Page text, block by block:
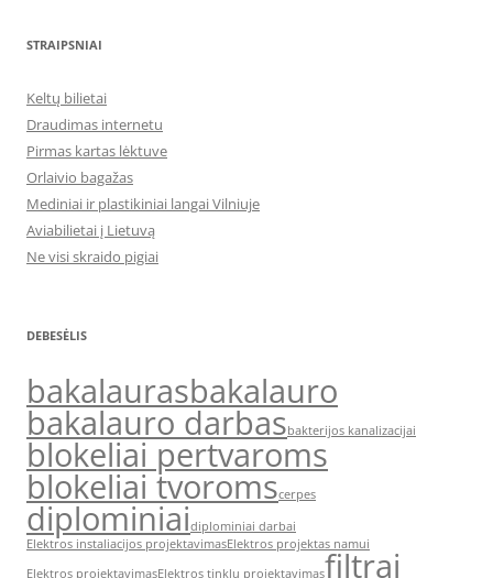
STRAIPSNIAI
Keltų bilietai
Draudimas internetu
Pirmas kartas lėktuve
Orlaivio bagažas
Mediniai ir plastikiniai langai Vilniuje
Aviabilietai į Lietuvą
Ne visi skraido pigiai
DEBESĖLIS
bakalaurasbakalauro
bakalauro darbasbakterijos kanalizacijai
blokeliai pertvaroms
blokeliai tvoromscerpes
diplominiaidiplominiai darbai
Elektros instaliacijos projektavimasElektros projektas namui
Elektros projektavimasElektros tinklų projektavimasfiltrai